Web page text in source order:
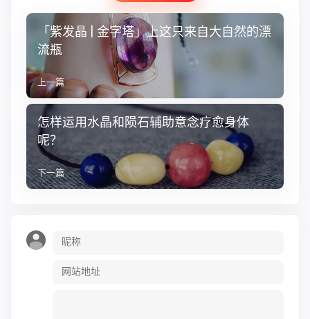
「紫发晶 | 金字塔」上这只来自大自然的漂
流瓶
上一篇
怎样运用水晶和陨石辅助意念疗愈身体
呢？
下一篇